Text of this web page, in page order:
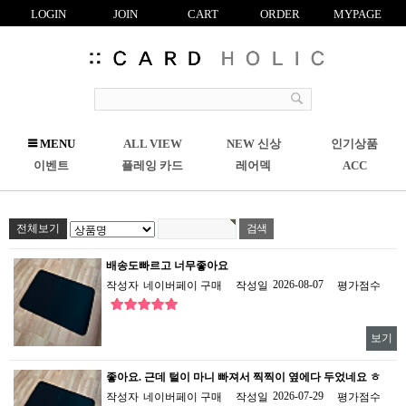
LOGIN JOIN CART ORDER MYPAGE
R
CMENU ALL VIEW NEW 신상
인기상품
이벤트
플레잉 카드 레어덱 ACC
전체보기
배송도빠르고 너무좋아요
작성자 네이버페이 구매 작성일 2026-08-07 평가점수
보기
좋아요. 근데 털이 마니 빠져서 찍찍이 옆에다 두었네요 ㅎ
작성자 네이버페이 구매 작성일 2026-07-29 평가점수